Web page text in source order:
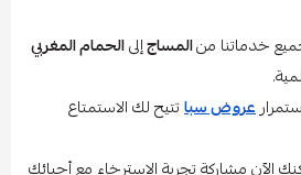
خدماتنا منالمساجإلىالحمام المغربي
عروض سباتتيح لك الاستمتاع
الآن مشاركة تجربة الاسترخاء مع أحبائك